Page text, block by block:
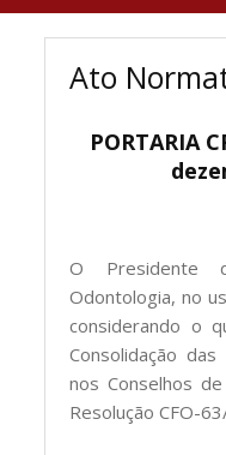
Ato
PORTARIA
O Presidente
Odontologia, no
considerando o
Consolidação
nos Conselhos
Resolução CFO-